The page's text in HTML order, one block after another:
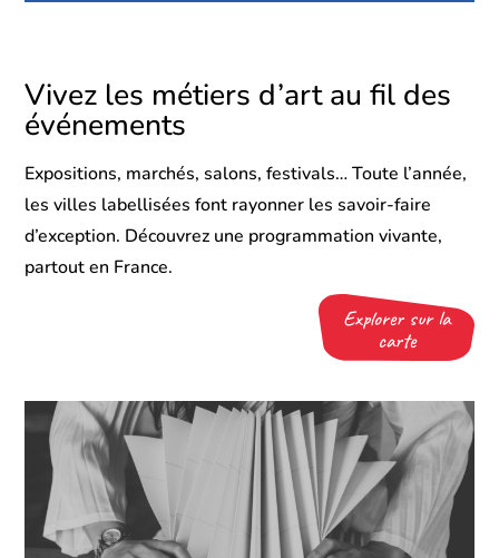
Vivez les métiers d’art au fil des
événements
Expositions, marchés, salons, festivals… Toute l’année,
les villes labellisées font rayonner les savoir-faire
d’exception. Découvrez une programmation vivante,
partout en France.
Explorer sur la
carte